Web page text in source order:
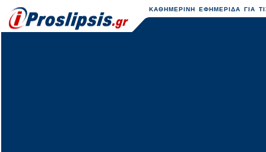
ΚΑΘΗΜΕΡΙΝΗ ΕΦΗΜΕΡΙΔΑ ΓΙΑ